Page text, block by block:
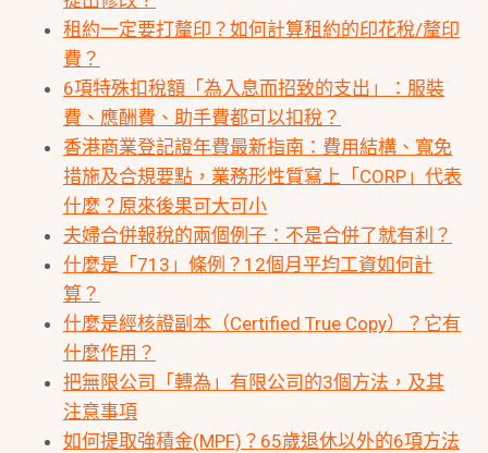
租約一定要打釐印？如何計算租約的印花稅/釐印
費？
6項特殊扣稅額「為入息而招致的支出」：服裝
費、應酬費、助手費都可以扣稅？
香港商業登記證年費最新指南：費用結構、寬免
措施及合規要點，業務形性質寫上「CORP」代表
什麼？原來後果可大可小
夫婦合併報稅的兩個例子：不是合併了就有利？
什麼是「713」條例？12個月平均工資如何計
算？
什麼是經核證副本（Certified True Copy）？它有
什麼作用？
把無限公司「轉為」有限公司的3個方法，及其
注意事項
如何提取強積金(MPF)？65歲退休以外的6項方法